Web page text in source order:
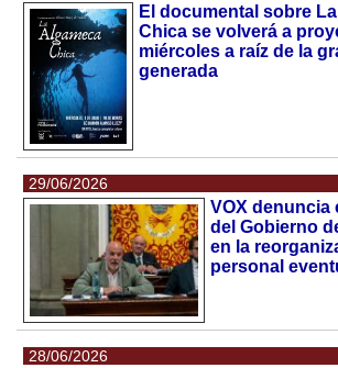
El documental sobre
Chica se volverá a
miércoles a raíz de la
generada
29/06/2026
VOX denuncia
del Gobierno
en la
personal
28/06/2026